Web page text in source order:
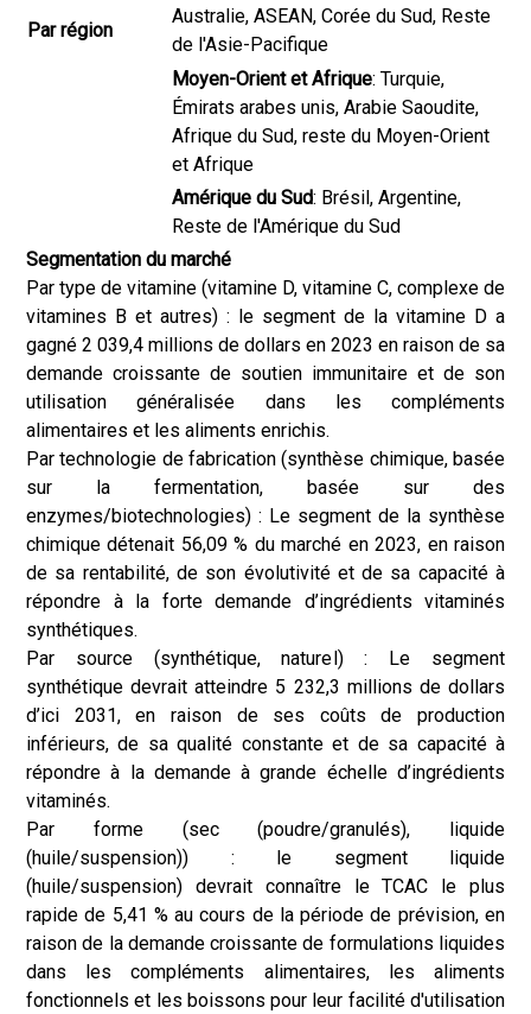
Par région
Australie, ASEAN, Corée du Sud, Reste
de l'Asie-Pacifique
Moyen-Orient et Afrique: Turquie,
Émirats arabes unis, Arabie Saoudite,
Afrique du Sud, reste du Moyen-Orient
et Afrique
Amérique du Sud: Brésil, Argentine,
Reste de l'Amérique du Sud
Segmentation du marché
Par type de vitamine (vitamine D, vitamine C, complexe de
vitamines B et autres) : le segment de la vitamine D a
gagné 2 039,4 millions de dollars en 2023 en raison de sa
demande croissante de soutien immunitaire et de son
utilisation généralisée dans les compléments
alimentaires et les aliments enrichis.
Par technologie de fabrication (synthèse chimique, basée
sur la fermentation, basée sur des
enzymes/biotechnologies) : Le segment de la synthèse
chimique détenait 56,09 % du marché en 2023, en raison
de sa rentabilité, de son évolutivité et de sa capacité à
répondre à la forte demande d’ingrédients vitaminés
synthétiques.
Par source (synthétique, naturel) : Le segment
synthétique devrait atteindre 5 232,3 millions de dollars
d’ici 2031, en raison de ses coûts de production
inférieurs, de sa qualité constante et de sa capacité à
répondre à la demande à grande échelle d’ingrédients
vitaminés.
Par forme (sec (poudre/granulés), liquide
(huile/suspension)) : le segment liquide
(huile/suspension) devrait connaître le TCAC le plus
rapide de 5,41 % au cours de la période de prévision, en
raison de la demande croissante de formulations liquides
dans les compléments alimentaires, les aliments
fonctionnels et les boissons pour leur facilité d'utilisation